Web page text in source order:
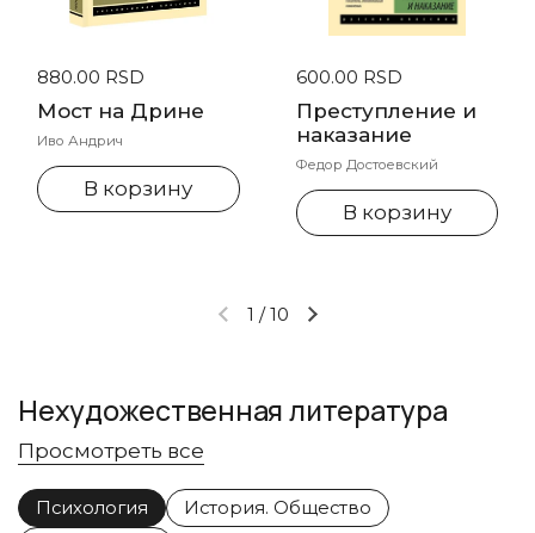
Стандартная цена
880.00 RSD
Мост на Дрине
Иво Андрич
В корзину
Стандартная цена
600.00 RSD
Преступление и
наказание
Федор Достоевский
В корзину
Предыдущий слайд
Следующий слайд
1 /10
Нехудожественная литература
Просмотреть все
Психология
История. Общество